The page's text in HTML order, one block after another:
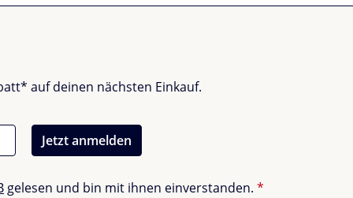
auf deinen nächsten Einkauf.
Jetzt anmelden
gelesen und bin mit ihnen einverstanden.*